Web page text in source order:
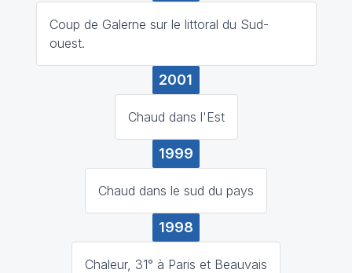
Coup de Galerne sur le littoral du Sud-
ouest.
2001
Chaud dans l'Est
1999
Chaud dans le sud du pays
1998
Chaleur, 31° à Paris et Beauvais